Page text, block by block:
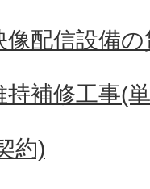
像配信設備
補修工事(
約)